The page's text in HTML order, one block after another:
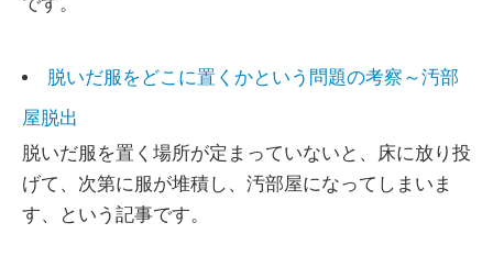
脱いだ服をどこに置くかという問題の考察～汚部
屋脱出
脱いだ服を置く場所が定まっていないと、床に放り投
げて、次第に服が堆積し、汚部屋になってしまいま
す、という記事です。